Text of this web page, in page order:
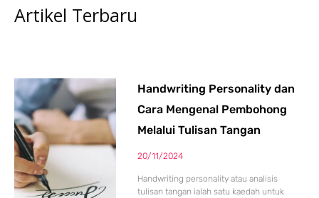
Artikel Terbaru
Handwriting Personality dan
Cara Mengenal Pembohong
Melalui Tulisan Tangan
20/11/2024
Handwriting personality atau analisis
tulisan tangan ialah satu kaedah untuk